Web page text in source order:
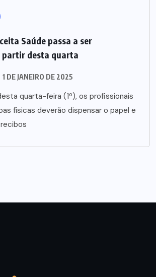
Saúde passa a ser
desta quarta
1 DE JANEIRO DE 2025
quarta-feira (1º), os profissionais
físicas deverão dispensar o papel e